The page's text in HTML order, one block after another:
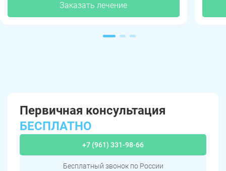
Заказать лечение
Первичная консультация
БЕСПЛАТНО
+7 (961) 331-98-66
Бесплатный звонок по России